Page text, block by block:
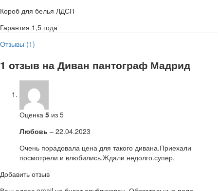
Короб для белья ЛДСП
Гарантия 1,5 года
Отзывы (1)
1 отзыв на Диван пантограф Мадрид
Оценка 5 из 5
Любовь – 22.04.2023
Очень порадовала цена для такого дивана.Приехали
посмотрели и влюбились.Ждали недолго.супер.
Добавить отзыв